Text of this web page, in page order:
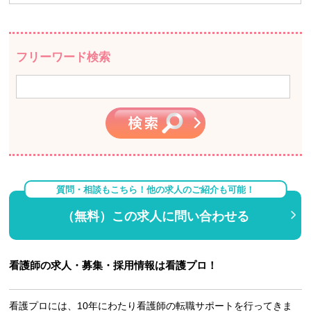
フリーワード検索
質問・相談もこちら！他の求人のご紹介も可能！
（無料）この求人に問い合わせる
看護師の求人・募集・採用情報は看護プロ！
看護プロには、10年にわたり看護師の転職サポートを行ってきま